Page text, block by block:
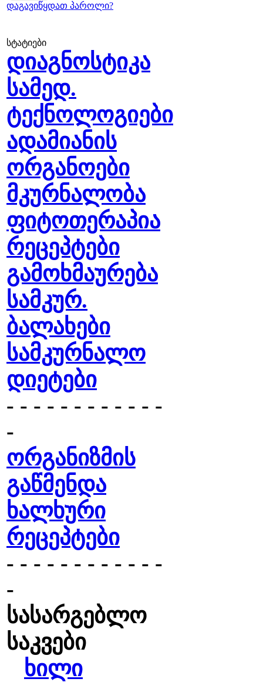
დაგავიწყდათ პაროლი?
სტატიები
დიაგნოსტიკა
სამედ.
ტექნოლოგიები
ადამიანის
ორგანოები
მკურნალობა
ფიტოთერაპია
რეცეპტები
გამოხმაურება
სამკურ.
ბალახები
სამკურნალო
დიეტები
- - - - - - - - - - - -
-
ორგანიზმის
გაწმენდა
ხალხური
რეცეპტები
- - - - - - - - - - - -
-
სასარგებლო
საკვები
ხილი